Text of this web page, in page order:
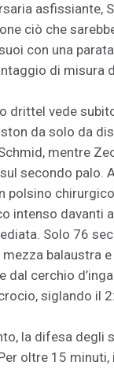
asfissiante,
ciò che
con una
di misura
drittel vede
da solo da
mentre
secondo palo.
polsino
intenso davanti
Solo 76
mezza balaustra
dal cerchio
siglando il
la difesa degli
oltre 15